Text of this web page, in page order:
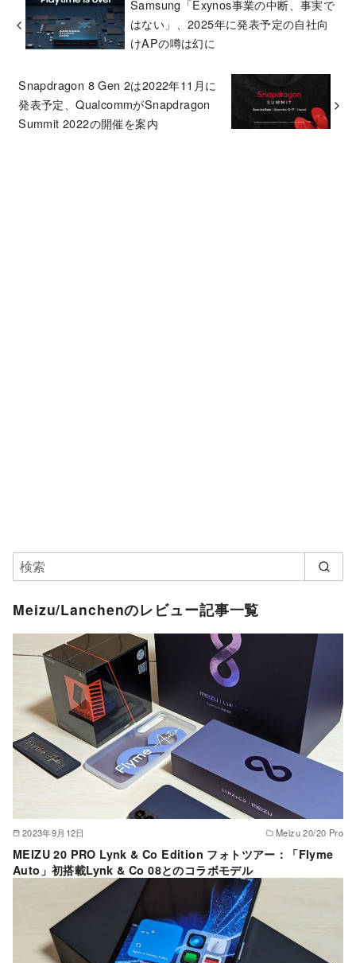
Samsung「Exynos事業の中断、事実で
はない」、2025年に発表予定の自社向
けAPの噂は幻に
Snapdragon 8 Gen 2は2022年11月に
発表予定、QualcommがSnapdragon
Summit 2022の開催を案内
Meizu/Lanchenのレビュー記事一覧
2023年9月12日 Meizu 20/20 Pro
MEIZU 20 PRO Lynk & Co Edition フォトツアー：「Flyme
Auto」初搭載Lynk & Co 08とのコラボモデル